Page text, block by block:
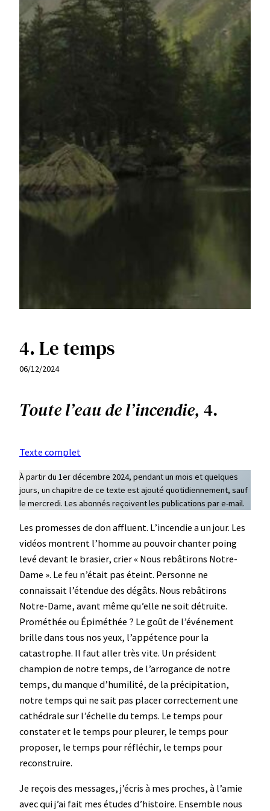
4. Le temps
06/12/2024
Toute l’eau de l’incendie, 4.
Texte complet
À partir du 1er décembre 2024, pendant un mois et quelques
jours, un chapitre de ce texte est ajouté quotidiennement, sauf
le mercredi. Les abonnés reçoivent les publications par e-mail.
Les promesses de don affluent. L’incendie a un jour. Les
vidéos montrent l’homme au pouvoir chanter poing
levé devant le brasier, crier « Nous rebâtirons Notre-
Dame ». Le feu n’était pas éteint. Personne ne
connaissait l’étendue des dégâts. Nous rebâtirons
Notre-Dame, avant même qu’elle ne soit détruite.
Prométhée ou Épiméthée ? Le goût de l’événement
brille dans tous nos yeux, l’appétence pour la
catastrophe. Il faut aller très vite. Un président
champion de notre temps, de l’arrogance de notre
temps, du manque d’humilité, de la précipitation,
notre temps qui ne sait pas placer correctement une
cathédrale sur l’échelle du temps. Le temps pour
constater et le temps pour pleurer, le temps pour
proposer, le temps pour réfléchir, le temps pour
reconstruire.
Je reçois des messages, j’écris à mes proches, à l’amie
avec qui j’ai fait mes études d’histoire. Ensemble nous